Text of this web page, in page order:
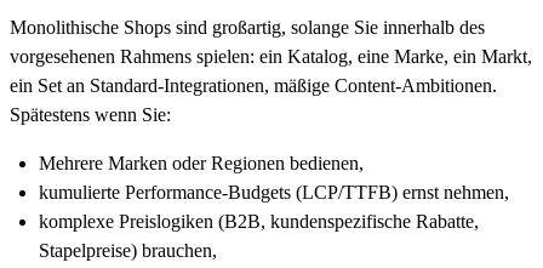
Monolithische Shops sind großartig, solange Sie innerhalb des
vorgesehenen Rahmens spielen: ein Katalog, eine Marke, ein Markt,
ein Set an Standard-Integrationen, mäßige Content-Ambitionen.
Spätestens wenn Sie:
Mehrere Marken oder Regionen bedienen,
kumulierte Performance-Budgets (LCP/TTFB) ernst nehmen,
komplexe Preislogiken (B2B, kundenspezifische Rabatte,
Stapelpreise) brauchen,